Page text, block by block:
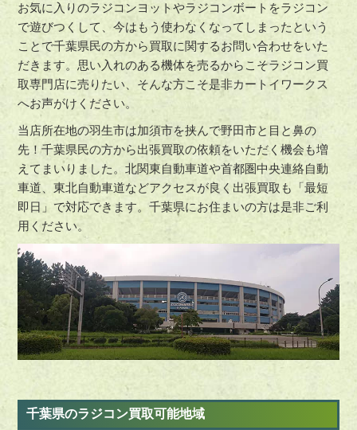
お気に入りのラジコンヨットやラジコンボートをラジコン
で遊びつくして、今はもう使わなくなってしまったという
ことで千葉県民の方から買取に関するお問い合わせをいた
だきます。思い入れのある機体を売るからこそラジコン買
取専門店に売りたい、そんな方こそ是非カートイワークス
へお声がけください。
当店所在地の羽生市は加須市を挟んで野田市と目と鼻の
先！千葉県民の方から出張買取の依頼をいただく機会も増
えてまいりました。北関東自動車道や首都圏中央連絡自動
車道、東北自動車道などアクセスが良く出張買取も「最短
即日」で対応できます。千葉県にお住まいの方は是非ご利
用ください。
千葉県のラジコン買取可能地域